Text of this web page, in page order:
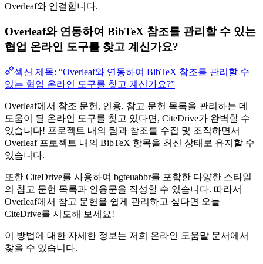
Overleaf와 연결합니다.
Overleaf와 연동하여 BibTeX 참조를 관리할 수 있는
협업 온라인 도구를 찾고 계신가요?
섹션 제목: “Overleaf와 연동하여 BibTeX 참조를 관리할 수
있는 협업 온라인 도구를 찾고 계신가요?”
Overleaf에서 참조 문헌, 인용, 참고 문헌 목록을 관리하는 데
도움이 될 온라인 도구를 찾고 있다면, CiteDrive가 완벽할 수
있습니다! 프로젝트 내의 팀과 참조를 수집 및 조직하면서
Overleaf 프로젝트 내의 BibTeX 항목을 최신 상태로 유지할 수
있습니다.
또한 CiteDrive를 사용하여 bgteuabbr를 포함한 다양한 스타일
의 참고 문헌 목록과 인용문을 작성할 수 있습니다. 따라서
Overleaf에서 참고 문헌을 쉽게 관리하고 싶다면 오늘
CiteDrive를 시도해 보세요!
이 방법에 대한 자세한 정보는 저희 온라인 도움말 문서에서
찾을 수 있습니다.